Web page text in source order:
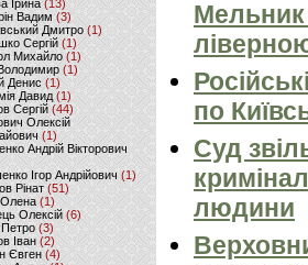
Ірина(13)
Вадим (3)
Дмитро(1)
Сергій(1)
Михайло(1)
(1)
Денис(1)
Давид (1)
Сергій (44)
Олексій
(1)
Андрій Вікторович
Ігор Андрійович(1)
Рінат(51)
(1)
Олексій(6)
Петро (3)
Іван(2)
Євген (4)
по
Суд
людини